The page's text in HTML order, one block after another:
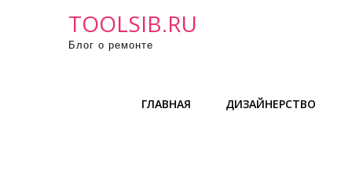
TOOLSIB.RU
Блог о ремонте
ГЛАВНАЯ ДИЗАЙНЕРСТВО